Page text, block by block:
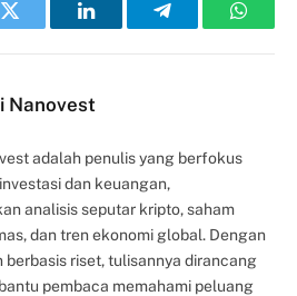
Twitter LinkedInTelegram
Nanovest
adalah penulis yang berfokus
dan keuangan,
analisis seputar kripto, saham
dan tren ekonomi global. Dengan
berbasis riset, tulisannya dirancang
pembaca memahami peluang